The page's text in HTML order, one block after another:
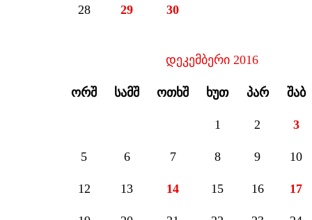
28 29 30
დეკემბერი 2016
ᲝᲠᲨ ᲡᲐᲛᲨ ᲝᲗᲮᲨ ᲮᲣᲗ ᲞᲐᲠ ᲨᲐᲑ
1 2 3
5 6 7 8 9 10
12 13 14 15 16 17